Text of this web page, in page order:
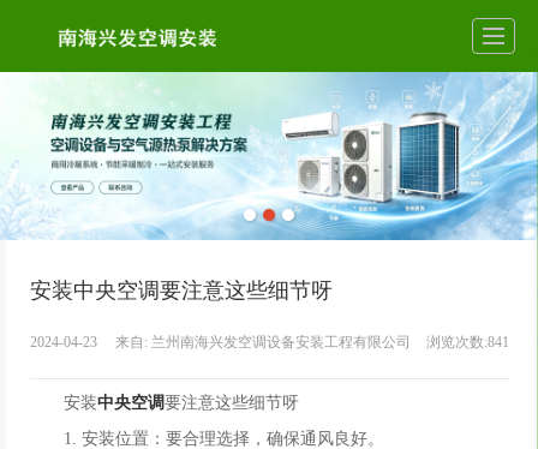
安装中央空调要注意这些细节呀
2024-04-23 来自: 兰州南海兴发空调设备安装工程有限公司 浏览次数:841
安装中央空调要注意这些细节呀
1. 安装位置：要合理选择，确保通风良好。